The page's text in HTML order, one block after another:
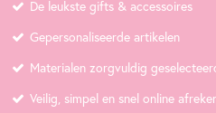
De leukste gifts & accessoires
Gepersonaliseerde artikelen
Materialen zorgvuldig
Veilig, simpel en snel online